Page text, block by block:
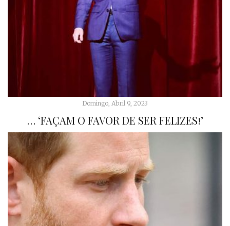
Domingo, Abril 9, 2023
… ‘FAÇAM O FAVOR DE SER FELIZES!’